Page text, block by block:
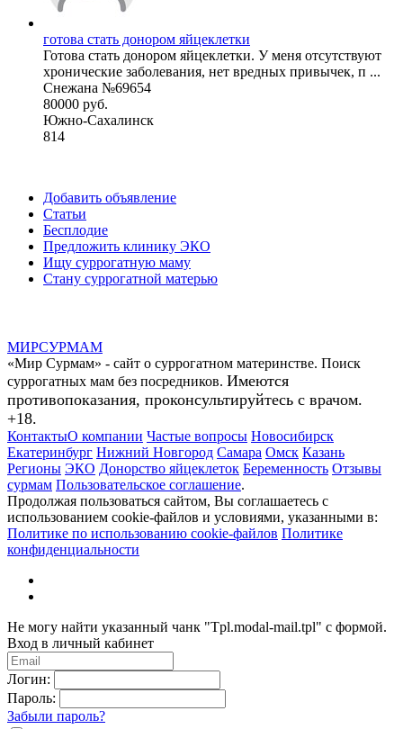
готова стать донором яйцеклетки
Готова стать донором яйцеклетки. У меня отсутствуют
хронические заболевания, нет вредных привычек, п ...
Снежана №69654
80000 руб.
Южно-Сахалинск
814
Добавить объявление
Статьи
Бесплодие
Предложить клинику ЭКО
Ищу суррогатную маму
Стану суррогатной матерью
МИРСУРМАМ
«Мир Сурмам» - сайт о суррогатном материнстве. Поиск
суррогатных мам без посредников. Имеются
противопоказания, проконсультируйтесь с врачом.
+18.
КонтактыО компании Частые вопросы Новосибирск
Екатеринбург Нижний Новгород Самара Омск Казань
Регионы ЭКО Донорство яйцеклеток Беременность Отзывы
сурмам Пользовательское соглашение.
Продолжая пользоваться сайтом, Вы соглашаетесь с
использованием cookie-файлов и условиями, указанными в:
Политике по использованию cookie-файлов Политике
конфиденциальности
Не могу найти указанный чанк "Tpl.modal-mail.tpl" с формой.
Вход в личный кабинет
Логин:
Пароль:
Забыли пароль?